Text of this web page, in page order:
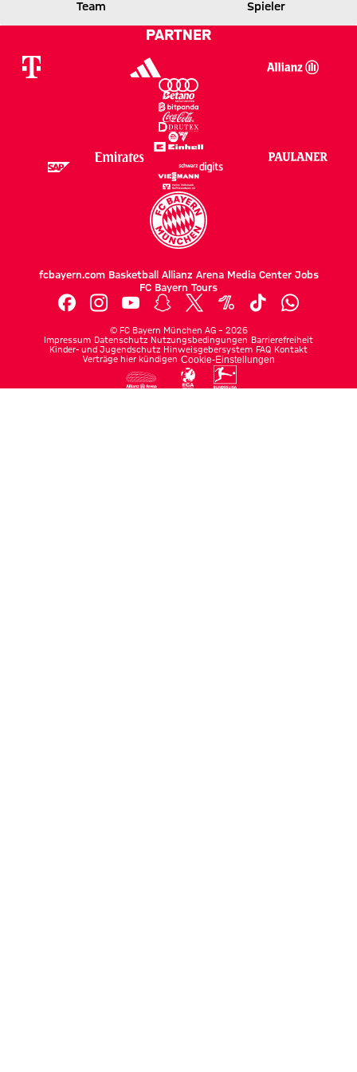
SGE
Team Spieler
PARTNER
fcbayern.com Basketball Allianz Arena Media Center Jobs
FC Bayern Tours
© FC Bayern München AG – 2026
Impressum Datenschutz Nutzungsbedingungen Barrierefreiheit
Kinder- und Jugendschutz Hinweisgebersystem FAQ Kontakt
Verträge hier kündigen Cookie-Einstellungen